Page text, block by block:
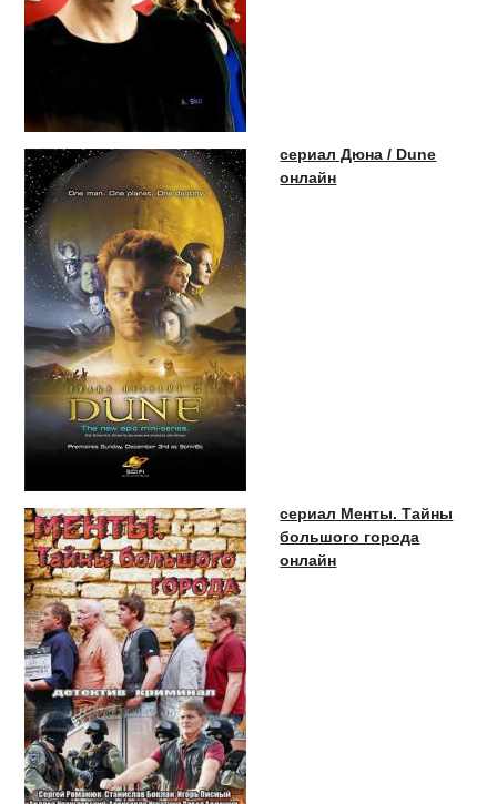
сериал Дюна / Dune
онлайн
сериал Менты. Тайны
большого города
онлайн